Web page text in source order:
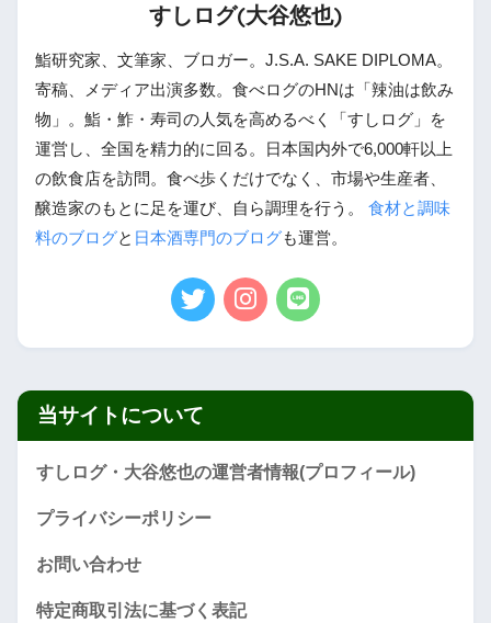
すしログ(大谷悠也)
鮨研究家、文筆家、ブロガー。J.S.A. SAKE DIPLOMA。
寄稿、メディア出演多数。食べログのHNは「辣油は飲み
物」。鮨・鮓・寿司の人気を高めるべく「すしログ」を
運営し、全国を精力的に回る。日本国内外で6,000軒以上
の飲食店を訪問。食べ歩くだけでなく、市場や生産者、
醸造家のもとに足を運び、自ら調理を行う。 食材と調味
料のブログと 日本酒専門のブログも運営。
当サイトについて
すしログ・大谷悠也の運営者情報(プロフィール)
プライバシーポリシー
お問い合わせ
特定商取引法に基づく表記